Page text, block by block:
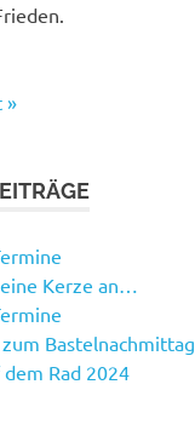
»
Kerze an…
Bastelnachmittag
Rad 2024